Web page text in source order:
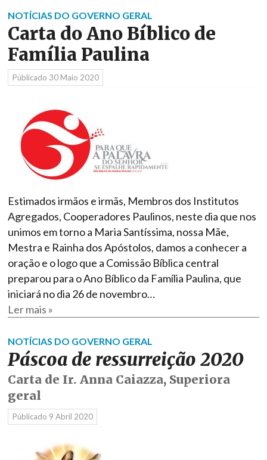
NOTÍCIAS DO GOVERNO GERAL
Carta do Ano Bíblico de
Família Paulina
Públicado 30 Maio 2020
Estimados irmãos e irmãs, Membros dos Institutos
Agregados, Cooperadores Paulinos, neste dia que nos
unimos em torno a Maria Santíssima, nossa Mãe,
Mestra e Rainha dos Apóstolos, damos a conhecer a
oração e o logo que a Comissão Bíblica central
preparou para o Ano Bíblico da Família Paulina, que
iniciará no dia 26 de novembro…
Ler mais »
NOTÍCIAS DO GOVERNO GERAL
Páscoa de ressurreição 2020
Carta de Ir. Anna Caiazza, Superiora
geral
Públicado 9 Abril 2020